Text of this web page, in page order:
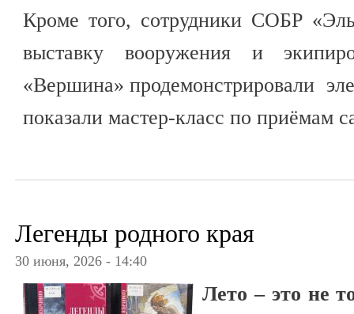
Кроме того, сотрудники СОБР
выставку вооружения и
«Вершина» продемонстрировали
показали мастер-класс по приёмам
Легенды родного края
30 июня, 2026 - 14:40
Лето – это не